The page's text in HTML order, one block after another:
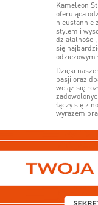
Kameleon
oferująca
nieustannie
stylem i
się
odzieżowym
Dzięki
pasji oraz
wciąż się
łączy się z
wyrazem